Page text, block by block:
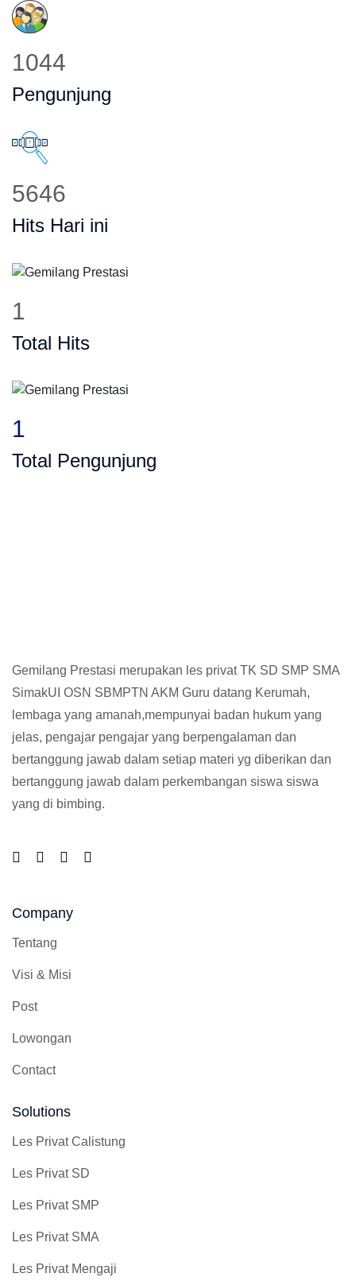
1044
Pengunjung
5646
Hits Hari ini
1
Total Hits
1
Total Pengunjung
Gemilang Prestasi merupakan les privat TK SD SMP SMA
SimakUI OSN SBMPTN AKM Guru datang Kerumah,
lembaga yang amanah,mempunyai badan hukum yang
jelas, pengajar pengajar yang berpengalaman dan
bertanggung jawab dalam setiap materi yg diberikan dan
bertanggung jawab dalam perkembangan siswa siswa
yang di bimbing.
Company
Tentang
Visi & Misi
Post
Lowongan
Contact
Solutions
Les Privat Calistung
Les Privat SD
Les Privat SMP
Les Privat SMA
Les Privat Mengaji